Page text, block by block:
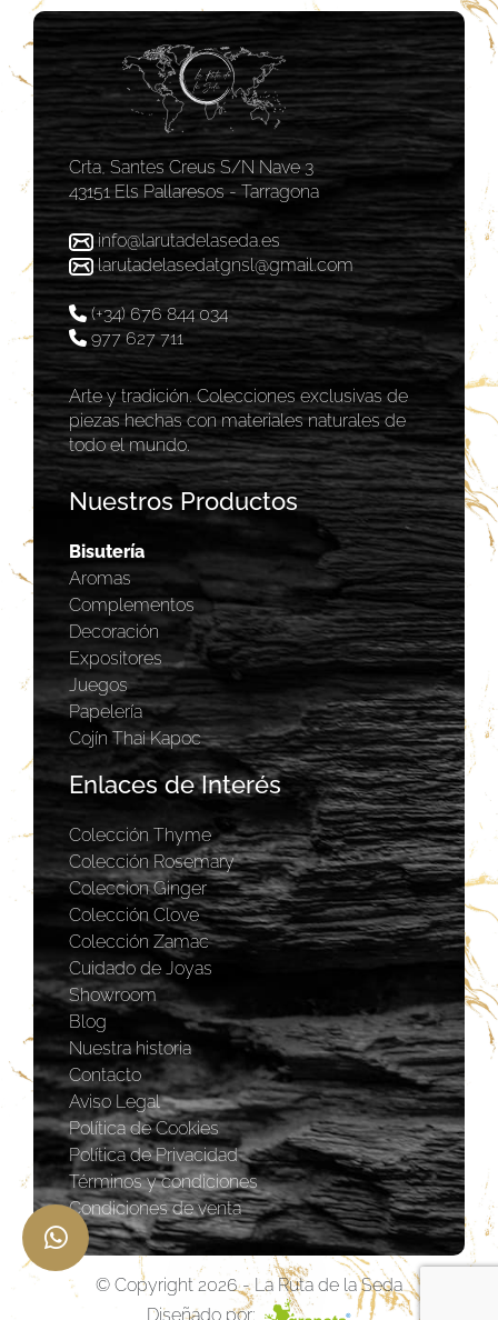
Crta, Santes Creus S/N Nave 3
43151 Els Pallaresos - Tarragona
info@larutadelaseda.es
larutadelasedatgnsl@gmail.com
(+34) 676 844 034
977 627 711
Arte y tradición. Colecciones exclusivas de
piezas hechas con materiales naturales de
todo el mundo.
Nuestros Productos
Bisutería
Aromas
Complementos
Decoración
Expositores
Juegos
Papelería
Cojín Thai Kapoc
Enlaces de Interés
Colección Thyme
Colección Rosemary
Coleccion Ginger
Colección Clove
Colección Zamac
Cuidado de Joyas
Showroom
Blog
Nuestra historia
Contacto
Aviso Legal
Política de Cookies
Política de Privacidad
Términos y condiciones
Condiciones de venta
© Copyright 2026 - La Ruta de la Seda
Diseñado por: